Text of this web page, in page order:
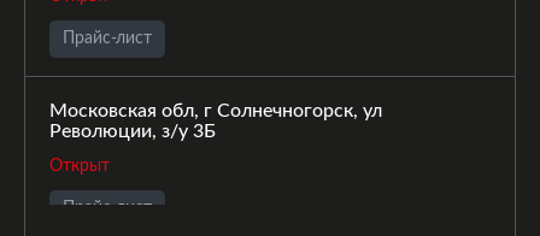
Прайс-лист
Московская обл, г Солнечногорск, ул
Революции, з/у 3Б
Открыт
Прайс-лист